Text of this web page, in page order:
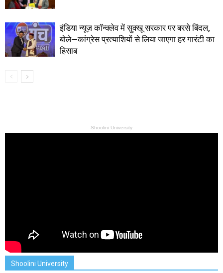
इंडिया न्यूज़ कॉन्क्लेव में सुक्खू सरकार पर बरसे बिंदल,
बोले—कांग्रेस प्रत्याशियों से लिया जाएगा हर गारंटी का
हिसाब
Shoolini University
Shoolini University